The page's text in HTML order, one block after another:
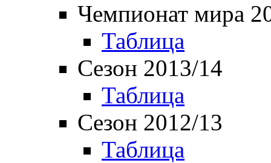
Чемпионат мира
Таблица
Сезон 2013/14
Таблица
Сезон 2012/13
Таблица